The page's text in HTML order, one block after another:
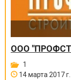
ООО
1
14 марта 2017 г.